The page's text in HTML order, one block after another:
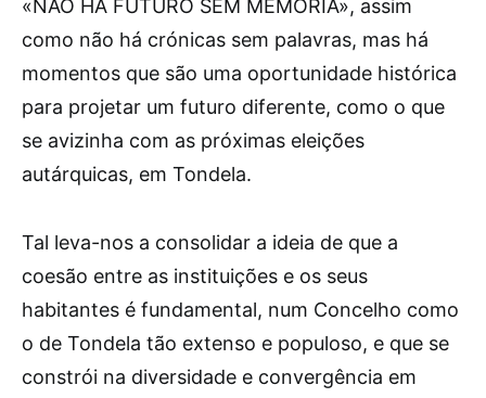
«NÃO HÁ FUTURO SEM MEMÓRIA», assim
como não há crónicas sem palavras, mas há
momentos que são uma oportunidade histórica
para projetar um futuro diferente, como o que
se avizinha com as próximas eleições
autárquicas, em Tondela.
Tal leva-nos a consolidar a ideia de que a
coesão entre as instituições e os seus
habitantes é fundamental, num Concelho como
o de Tondela tão extenso e populoso, e que se
constrói na diversidade e convergência em